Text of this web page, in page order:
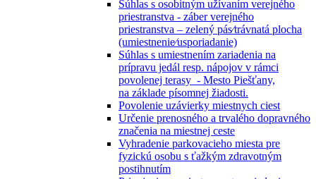
Súhlas s osobitným užívaním verejného
priestranstva - záber verejného
priestranstva – zelený pás⁄trávnatá plocha
(umiestnenie⁄usporiadanie)
Súhlas s umiestnením zariadenia na
prípravu jedál resp. nápojov v rámci
povolenej terasy - Mesto Piešťany,
na základe písomnej žiadosti.
Povolenie uzávierky miestnych ciest
Určenie prenosného a trvalého dopravného
značenia na miestnej ceste
Vyhradenie parkovacieho miesta pre
fyzickú osobu s ťažkým zdravotným
postihnutím